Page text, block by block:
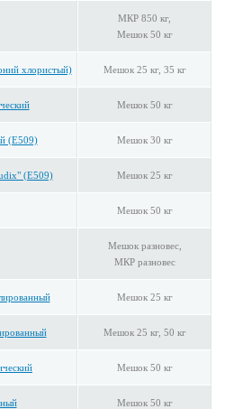
МКР 850 кг,
Мешок 50 кг
хлористый) Мешок 25 кг, 35 кг
Мешок 50 кг
(E509) Мешок 30 кг
(E509) Мешок 25 кг
Мешок 50 кг
Мешок разновес,
МКР разновес
Мешок 25 кг
Мешок 25 кг, 50 кг
Мешок 50 кг
Мешок 50 кг